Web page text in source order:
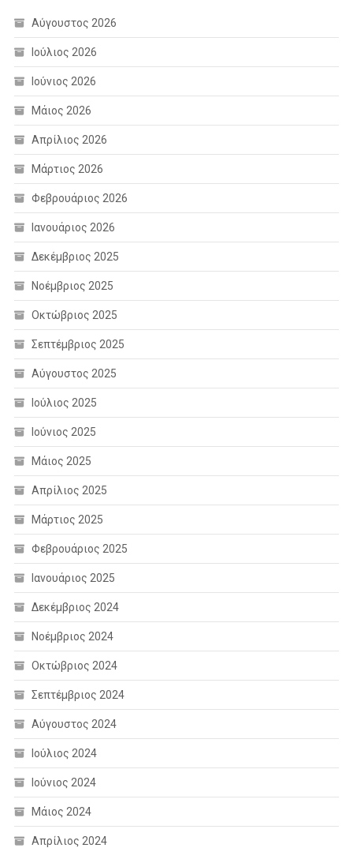
Αύγουστος 2026
Ιούλιος 2026
Ιούνιος 2026
Μάιος 2026
Απρίλιος 2026
Μάρτιος 2026
Φεβρουάριος 2026
Ιανουάριος 2026
Δεκέμβριος 2025
Νοέμβριος 2025
Οκτώβριος 2025
Σεπτέμβριος 2025
Αύγουστος 2025
Ιούλιος 2025
Ιούνιος 2025
Μάιος 2025
Απρίλιος 2025
Μάρτιος 2025
Φεβρουάριος 2025
Ιανουάριος 2025
Δεκέμβριος 2024
Νοέμβριος 2024
Οκτώβριος 2024
Σεπτέμβριος 2024
Αύγουστος 2024
Ιούλιος 2024
Ιούνιος 2024
Μάιος 2024
Απρίλιος 2024